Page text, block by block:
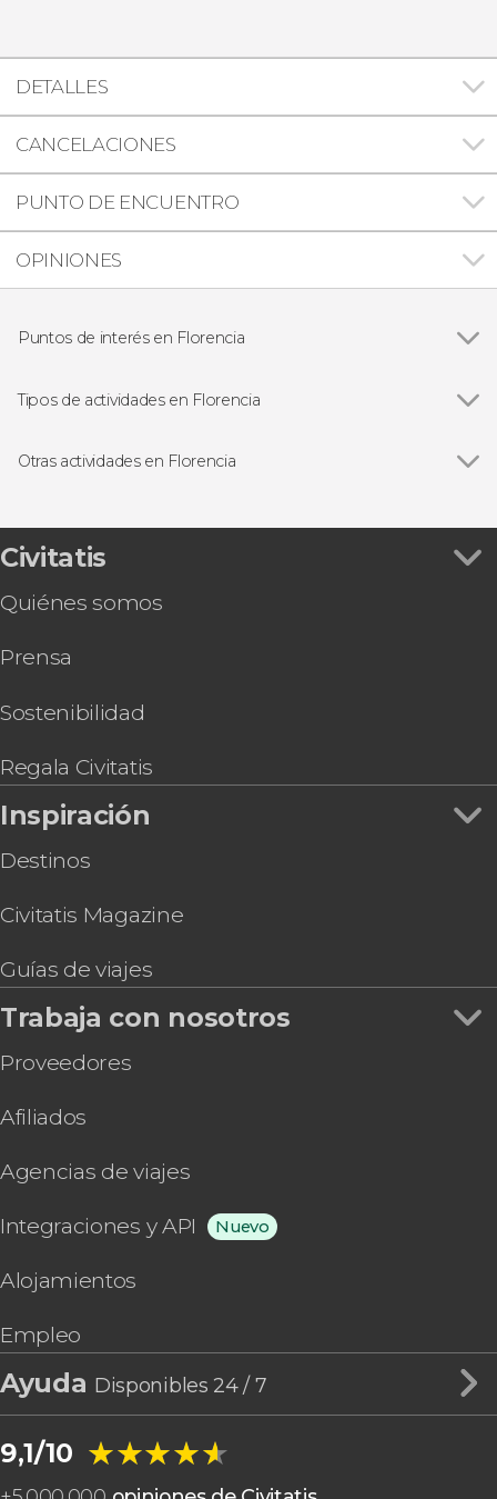
DETALLES
CANCELACIONES
PUNTO DE ENCUENTRO
OPINIONES
Puntos de interés en Florencia
Ponte Vecchio
Galería de la Academia
Tipos de actividades en Florencia
Free tours en Florencia
Ópera en Florencia
Otras actividades en Florencia
Autobús entre el aeropuerto de Pisa y Florencia
Tour en coche eléctrico por Florencia
del Duomo
Autobús turístico de Florencia
Alquiler de vespa eléctrica con audioguía
Juego de pistas: La Florencia de Miguel Ángel
Civitatis
Quiénes somos
Prensa
Sostenibilidad
Regala Civitatis
Inspiración
Destinos
Civitatis Magazine
Guías de viajes
Trabaja con nosotros
Proveedores
Afiliados
Agencias de viajes
Integraciones y API Nuevo
Alojamientos
Empleo
Ayuda Disponibles 24 / 7
9,1/10 ★★★★★
★★★★★